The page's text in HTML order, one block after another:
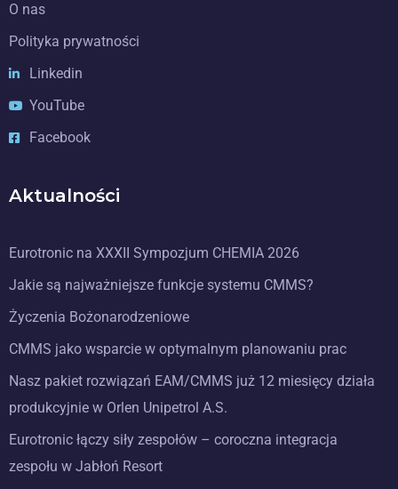
O nas
Polityka prywatności
Linkedin
YouTube
Facebook
Aktualności
Eurotronic na XXXII Sympozjum CHEMIA 2026
Jakie są najważniejsze funkcje systemu CMMS?
Życzenia Bożonarodzeniowe
CMMS jako wsparcie w optymalnym planowaniu prac
Nasz pakiet rozwiązań EAM/CMMS już 12 miesięcy działa
produkcyjnie w Orlen Unipetrol A.S.
Eurotronic łączy siły zespołów – coroczna integracja
zespołu w Jabłoń Resort